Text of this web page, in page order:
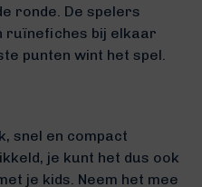
ronde. De spelers
ruïnefiches bij elkaar
punten wint het spel.
snel en compact
je kunt het dus ook
je kids. Neem het mee